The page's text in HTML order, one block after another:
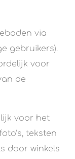
via
gebruikers).
voor
de
voor het
teksten
door winkels